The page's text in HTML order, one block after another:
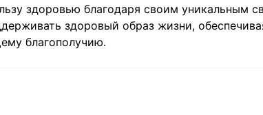
здоровью благодаря своим уникальным
здоровый образ жизни,
благополучию.